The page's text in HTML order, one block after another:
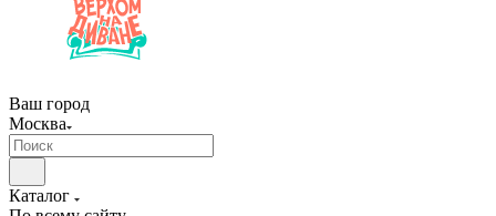
Ваш город
Москва
Каталог